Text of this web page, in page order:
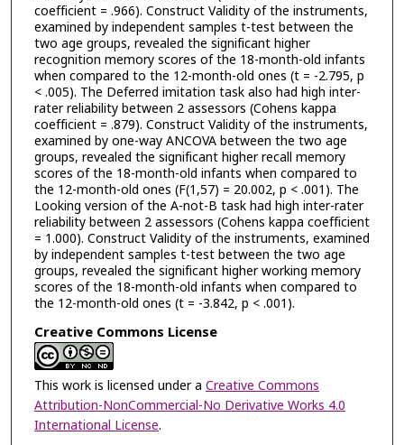
coefficient = .966). Construct Validity of the instruments,
examined by independent samples t-test between the
two age groups, revealed the significant higher
recognition memory scores of the 18-month-old infants
when compared to the 12-month-old ones (t = -2.795, p
< .005). The Deferred imitation task also had high inter-
rater reliability between 2 assessors (Cohens kappa
coefficient = .879). Construct Validity of the instruments,
examined by one-way ANCOVA between the two age
groups, revealed the significant higher recall memory
scores of the 18-month-old infants when compared to
the 12-month-old ones (F(1,57) = 20.002, p < .001). The
Looking version of the A-not-B task had high inter-rater
reliability between 2 assessors (Cohens kappa coefficient
= 1.000). Construct Validity of the instruments, examined
by independent samples t-test between the two age
groups, revealed the significant higher working memory
scores of the 18-month-old infants when compared to
the 12-month-old ones (t = -3.842, p < .001).
Creative Commons License
This work is licensed under a Creative Commons
Attribution-NonCommercial-No Derivative Works 4.0
International License.